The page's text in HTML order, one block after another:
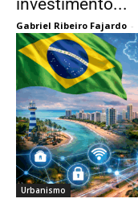
investimento...
Gabriel Ribeiro Fajardo -
Urbanismo